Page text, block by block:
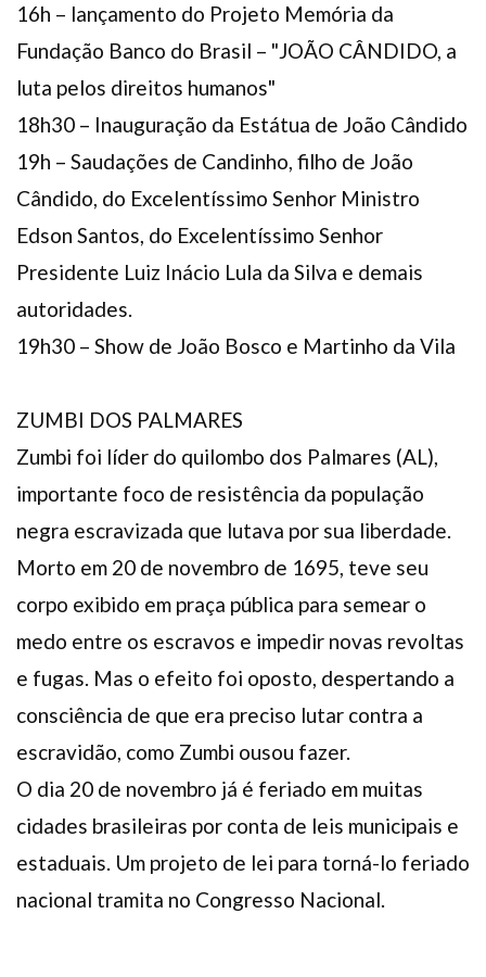
16h – lançamento do Projeto Memória da
Fundação Banco do Brasil – "JOÃO CÂNDIDO, a
luta pelos direitos humanos"
18h30 – Inauguração da Estátua de João Cândido
19h – Saudações de Candinho, filho de João
Cândido, do Excelentíssimo Senhor Ministro
Edson Santos, do Excelentíssimo Senhor
Presidente Luiz Inácio Lula da Silva e demais
autoridades.
19h30 – Show de João Bosco e Martinho da Vila
ZUMBI DOS PALMARES
Zumbi foi líder do quilombo dos Palmares (AL),
importante foco de resistência da população
negra escravizada que lutava por sua liberdade.
Morto em 20 de novembro de 1695, teve seu
corpo exibido em praça pública para semear o
medo entre os escravos e impedir novas revoltas
e fugas. Mas o efeito foi oposto, despertando a
consciência de que era preciso lutar contra a
escravidão, como Zumbi ousou fazer.
O dia 20 de novembro já é feriado em muitas
cidades brasileiras por conta de leis municipais e
estaduais. Um projeto de lei para torná-lo feriado
nacional tramita no Congresso Nacional.